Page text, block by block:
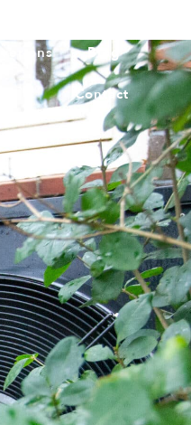
ons Blog
Contact